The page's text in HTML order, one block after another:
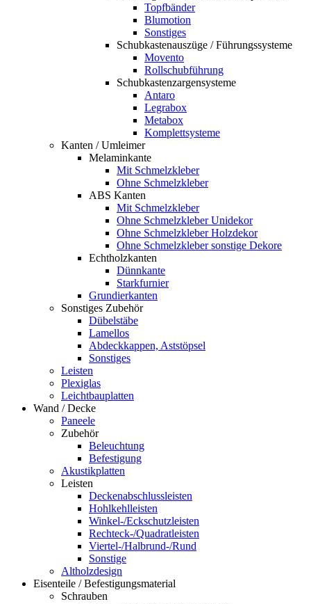
Topfbänder
Blumotion
Sonstiges
Schubkastenauszüge / Führungssysteme
Movento
Rollschubführung
Schubkastenzargensysteme
Antaro
Legrabox
Metabox
Komplettsysteme
Kanten / Umleimer
Melaminkante
Mit Schmelzkleber
Ohne Schmelzkleber
ABS Kanten
Mit Schmelzkleber
Ohne Schmelzkleber Unidekor
Ohne Schmelzkleber Holzdekor
Ohne Schmelzkleber sonstige Dekore
Echtholzkanten
Dünnkante
Starkfurnier
Grundierkanten
Sonstiges Zubehör
Dübelstäbe
Lamellos
Abdeckkappen, Aststöpsel
Sonstiges
Leisten
Plexiglas
Leichtbauplatten
Wand / Decke
Paneele
Zubehör
Beleuchtung
Befestigung
Akustikplatten
Leisten
Deckenabschlussleisten
Hohlkehlleisten
Winkel-/Eckschutzleisten
Rechteck-/Quadratleisten
Viertel-/Halbrund-/Rund
Sonstige
Altholzdesign
Eisenteile / Befestigungsmaterial
Schrauben